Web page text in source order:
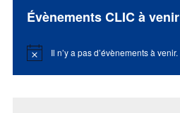
Évènements CLIC à venir
Notice Il n’y a pas d’évènements à venir.